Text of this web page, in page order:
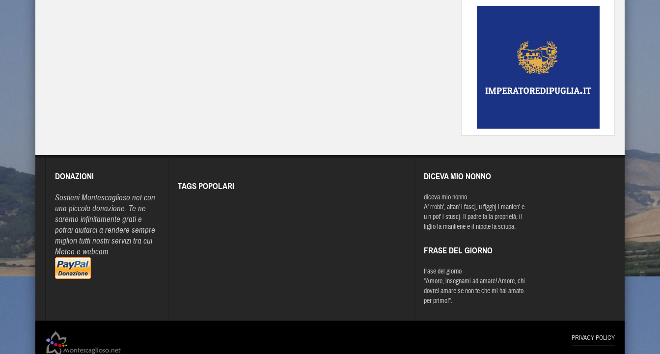
DONAZIONI
Sostieni Montescaglioso.net con
una piccola donazione. Te ne
saremo infinitamente grati e
potrai aiutarci a rendere sempre
migliori tutti nostri servizi tra cui
Meteo e webcam
TAGS POPOLARI
DICEVA MIO NONNO
diceva mio nonno
A' rrobb', attan' l fascj, u figghj l manten' e
u n pot' l stuscj. Il padre fa la proprietà, il
figlio la mantiene e il nipote la sciupa.
FRASE DEL GIORNO
frase del giorno
"Amore, insegnami ad amare! Amore, chi
dovrei amare se non te che mi hai amato
per primo!".
PRIVACY POLICY